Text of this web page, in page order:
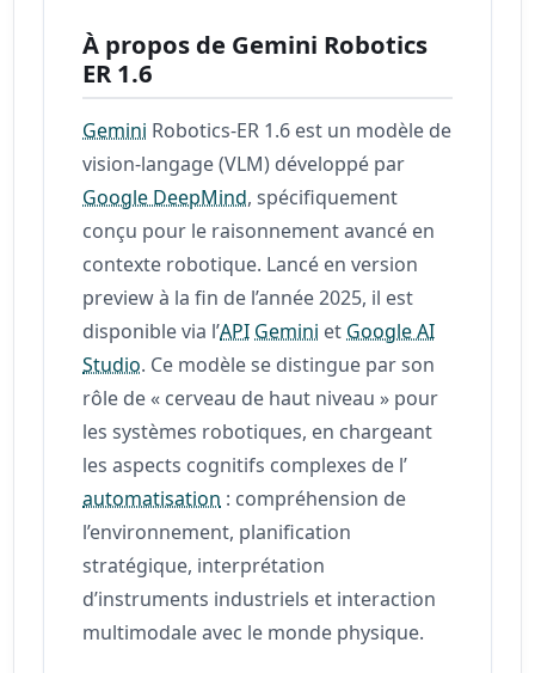
À propos de Gemini Robotics
ER 1.6
Gemini Robotics-ER 1.6 est un modèle de
vision-langage (VLM) développé par
Google DeepMind, spécifiquement
conçu pour le raisonnement avancé en
contexte robotique. Lancé en version
preview à la fin de l’année 2025, il est
disponible via l’API Gemini et Google AI
Studio. Ce modèle se distingue par son
rôle de « cerveau de haut niveau » pour
les systèmes robotiques, en chargeant
les aspects cognitifs complexes de l’
automatisation : compréhension de
l’environnement, planification
stratégique, interprétation
d’instruments industriels et interaction
multimodale avec le monde physique.